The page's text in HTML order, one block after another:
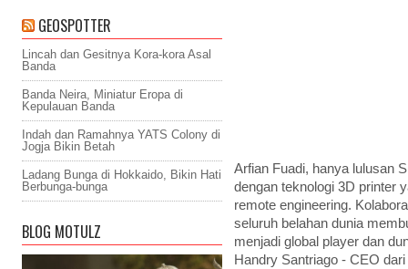
Arfian Fuadi, hanya lulusan
dengan teknologi 3D printer
remote engineering.
seluruh belahan dunia
menjadi global player dan
Handry Santriago - CEO
GEOSPOTTER
Lincah dan Gesitnya Kora-kora Asal
Banda
Banda Neira, Miniatur Eropa di
Kepulauan Banda
Indah dan Ramahnya YATS Colony di
Jogja Bikin Betah
Ladang Bunga di Hokkaido, Bikin Hati
Berbunga-bunga
BLOG MOTULZ